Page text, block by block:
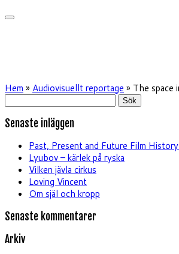
Hem » Audiovisuellt reportage » The space
Sök
efter:
Senaste inläggen
Past, Present and Future Film
Lyubov – kärlek på ryska
Vilken jävla cirkus
Loving Vincent
Om själ och kropp
Senaste kommentarer
Arkiv